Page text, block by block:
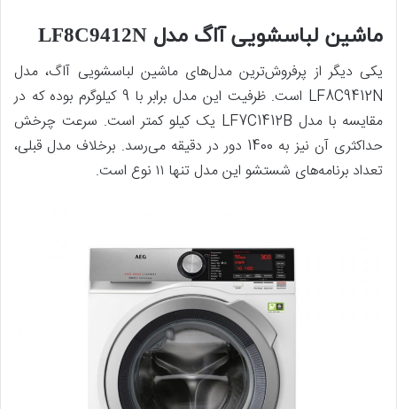
ماشین لباسشویی آاگ مدل LF8C9412N
یکی دیگر از پرفروش‌ترین مدل‌های ماشین لباسشویی آاگ، مدل
LF8C9412N است. ظرفیت این مدل برابر با 9 کیلوگرم بوده که در
مقایسه با مدل LF7C1412B یک کیلو کمتر است. سرعت چرخش
حداکثری آن نیز به 1400 دور در دقیقه می‌رسد. برخلاف مدل قبلی،
تعداد برنامه‌های شستشو این مدل تنها ۱۱ نوع است.